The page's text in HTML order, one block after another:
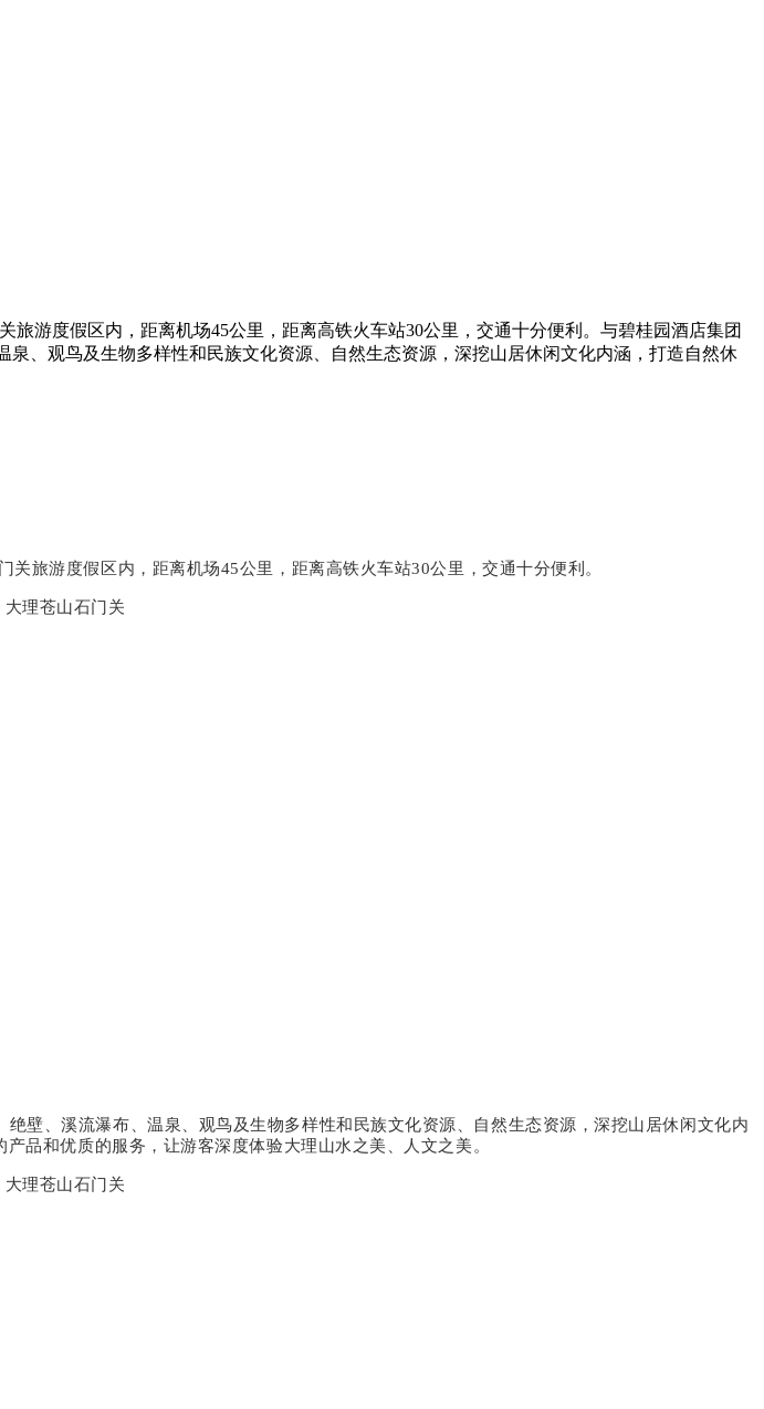
游度假区内，距离机场45公里，距离高铁火车站30公里，交通十分便利。与碧桂园酒店集团
、观鸟及生物多样性和民族文化资源、自然生态资源，深挖山居休闲文化内涵，打造自然休
旅游度假区内，距离机场45公里，距离高铁火车站30公里，交通十分便利。
壁、溪流瀑布、温泉、观鸟及生物多样性和民族文化资源、自然生态资源，深挖山居休闲文化内
品和优质的服务，让游客深度体验大理山水之美、人文之美。